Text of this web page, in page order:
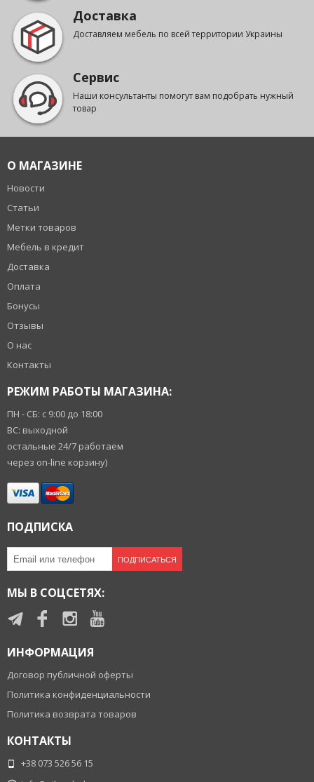
Доставка
Доставляем мебель по всей территории Украины
Сервис
Наши консультанты помогут вам подобрать нужный
товар
О МАГАЗИНЕ
Новости
Статьи
Метки товаров
Мебель в кредит
Доставка
Оплата
Бонусы
Отзывы
О нас
Контакты
РЕЖИМ РАБОТЫ МАГАЗИНА:
ПН - СБ: с 9:00 до 18:00
ВС: выходной
остальные 24/7 работаем
через on-line корзину)
ПОДПИСКА
ПОДПИСАТЬСЯ
МЫ В СОЦСЕТЯХ:
ИНФОРМАЦИЯ
Договор публичной оферты
Политика конфиденциальности
Политика возврата товаров
КОНТАКТЫ
+38 073 526 56 15